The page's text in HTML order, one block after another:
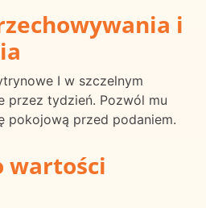
i
I w szczelnym
przez tydzień. Pozwól mu
pokojową przed podaniem.
wartości